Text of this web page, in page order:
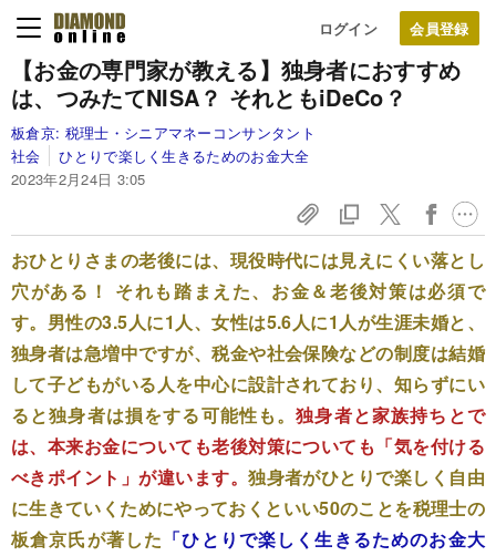
ログイン
【お金の専門家が教える】独身者におすすめ
は、つみたてNISA？ それともiDeCo？
板倉京: 税理士・シニアマネーコンサンタント
社会
ひとりで楽しく生きるためのお金大全
2023年2月24日 3:05
おひとりさまの老後には、現役時代には見えにくい落とし
穴がある！ それも踏まえた、お金＆老後対策は必須で
す。男性の3.5人に1人、女性は5.6人に1人が生涯未婚と、
独身者は急増中ですが、税金や社会保険などの制度は結婚
して子どもがいる人を中心に設計されており、知らずにい
ると独身者は損をする可能性も。独身者と家族持ちとで
は、本来お金についても老後対策についても「気を付ける
べきポイント」が違います。独身者がひとりで楽しく自由
に生きていくためにやっておくといい50のことを税理士の
板倉京氏が著した 「ひとりで楽しく生きるためのお金大